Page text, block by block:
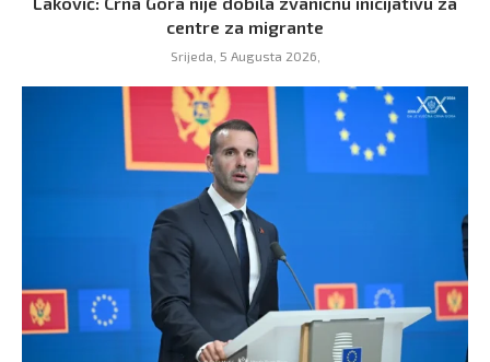
centre za migrante
Srijeda, 5 Augusta 2026,